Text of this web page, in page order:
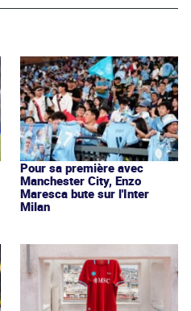
Pour sa première avec
Manchester City, Enzo
Maresca bute sur l'Inter
Milan